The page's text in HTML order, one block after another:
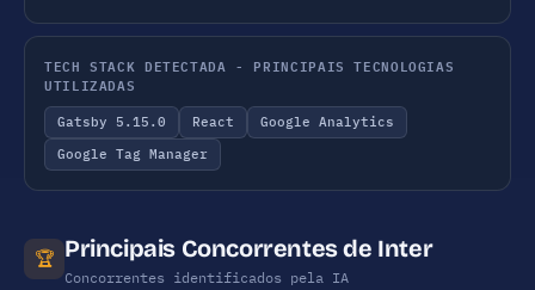
TECH STACK DETECTADA - PRINCIPAIS TECNOLOGIAS
UTILIZADAS
Gatsby 5.15.0 React
Google Analytics
Google Tag Manager
🏆 Principais Concorrentes de Inter
Concorrentes identificados pela IA